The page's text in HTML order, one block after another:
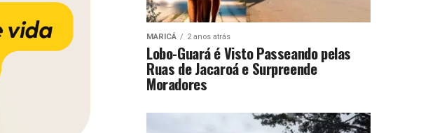
MARICÁ 2 anos atrás
Lobo-Guará é Visto Passeando pelas
Ruas de Jacaroá e Surpreende
Moradores